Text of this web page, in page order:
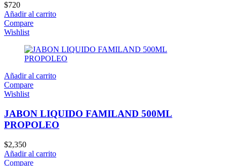
$720
Añadir al carrito
Compare
Wishlist
Añadir al carrito
Compare
Wishlist
JABON LIQUIDO FAMILAND 500ML
PROPOLEO
$2,350
Añadir al carrito
Compare